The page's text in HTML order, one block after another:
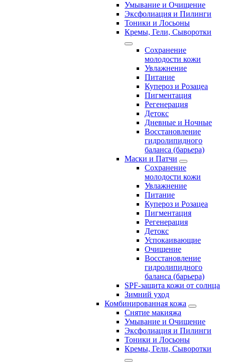
Умывание и Очищение
Эксфолиация и Пилинги
Тоники и Лосьоны
Кремы, Гели, Сыворотки
Сохранение
молодости кожи
Увлажнение
Питание
Купероз и Розацеа
Пигментация
Регенерация
Детокс
Дневные и Ночные
Восстановление
гидролипидного
баланса (барьера)
Маски и Патчи
Сохранение
молодости кожи
Увлажнение
Питание
Купероз и Розацеа
Пигментация
Регенерация
Детокс
Успокаивающие
Очищение
Восстановление
гидролипидного
баланса (барьера)
SPF-защита кожи от солнца
Зимний уход
Комбинированная кожа
Снятие макияжа
Умывание и Очищение
Эксфолиация и Пилинги
Тоники и Лосьоны
Кремы, Гели, Сыворотки